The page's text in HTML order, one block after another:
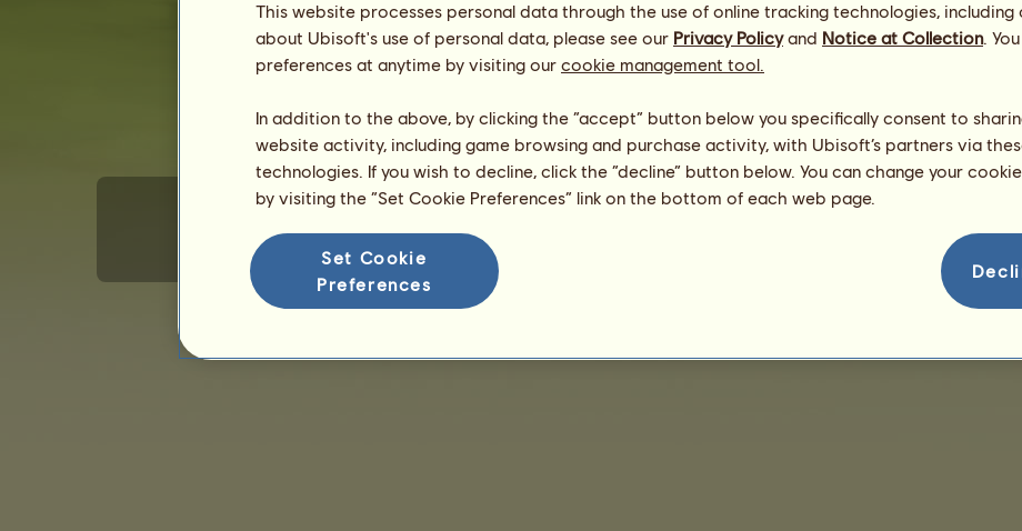
Cavalo Características
Capacidades/ Genéticas
Artigos
Nenhuma venda a apresentar
Condições gerais de utilização Política de privacidade Detalhes legais
This website processes personal data through the use of online tracking technologies, including
about Ubisoft's use of personal data, please see our Privacy Policyand Notice at Collection.
preferences at anytime by visiting our cookie management tool.
In addition to the above, by clicking the “accept” button below you specifically consent to
website activity, including game browsing and purchase activity, with Ubisoft’s partners via
technologies. If you wish to decline, click the “decline” button below. You can change your
by visiting the “Set Cookie Preferences” link on the bottom of each web page.
Set Cookie
Preferences